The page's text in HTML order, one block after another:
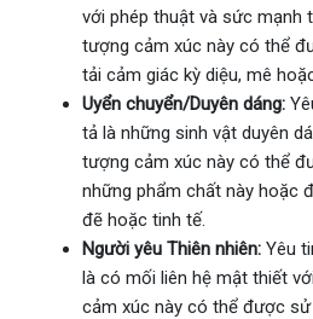
với phép thuật và sức mạnh
tượng cảm xúc này có thể
tải cảm giác kỳ diệu, mê
Uyển chuyển/Duyên dáng:
tả là những sinh vật duyên
tượng cảm xúc này có thể
những phẩm chất này hoặc
đẽ hoặc tinh tế.
Người yêu Thiên nhiên: Yêu
là có mối liên hệ mật thiết
cảm xúc này có thể được